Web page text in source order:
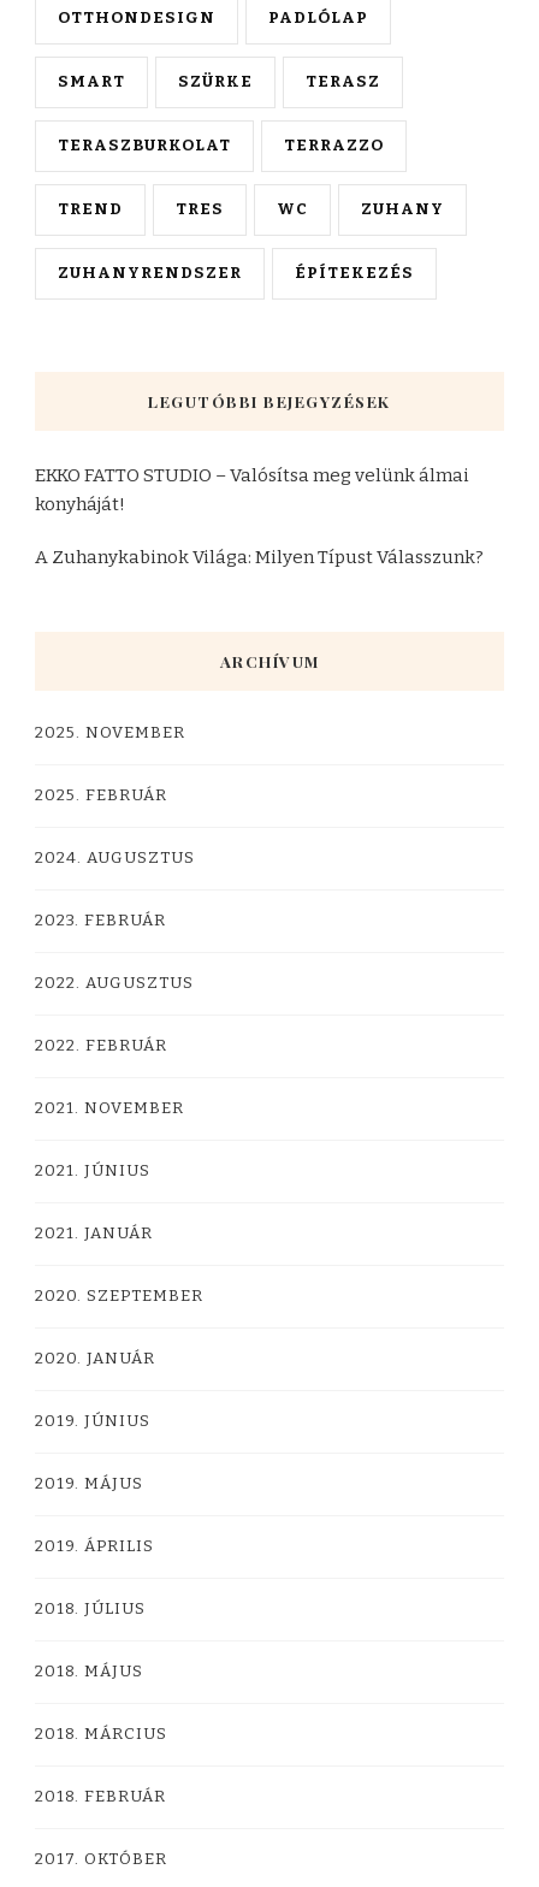
OTTHONDESIGN PADLÓLAP
SMART SZÜRKE TERASZ
TERASZBURKOLAT TERRAZZO
TREND TRES WC ZUHANY
ZUHANYRENDSZER ÉPÍTEKEZÉS
LEGUTÓBBI BEJEGYZÉSEK
EKKO FATTO STUDIO – Valósítsa meg velünk álmai
konyháját!
A Zuhanykabinok Világa: Milyen Típust Válasszunk?
ARCHÍVUM
2025. NOVEMBER
2025. FEBRUÁR
2024. AUGUSZTUS
2023. FEBRUÁR
2022. AUGUSZTUS
2022. FEBRUÁR
2021. NOVEMBER
2021. JÚNIUS
2021. JANUÁR
2020. SZEPTEMBER
2020. JANUÁR
2019. JÚNIUS
2019. MÁJUS
2019. ÁPRILIS
2018. JÚLIUS
2018. MÁJUS
2018. MÁRCIUS
2018. FEBRUÁR
2017. OKTÓBER